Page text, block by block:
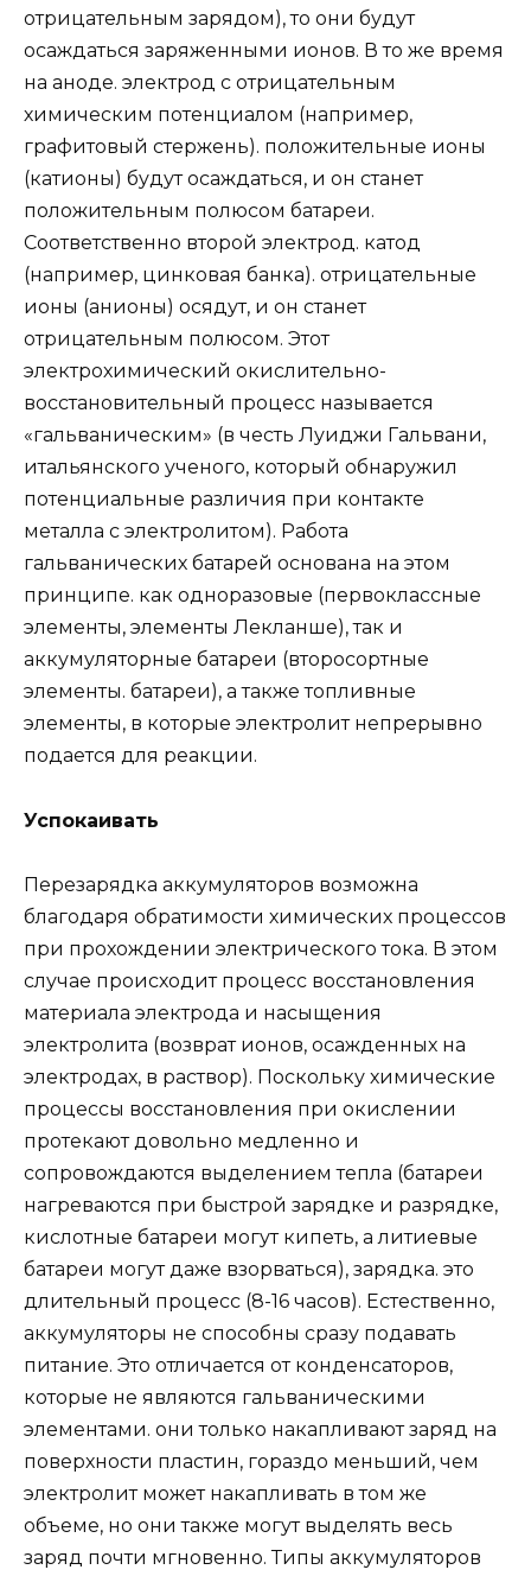
отрицательным зарядом), то они будут
осаждаться заряженными ионов. В то же время
на аноде. электрод с отрицательным
химическим потенциалом (например,
графитовый стержень). положительные ионы
(катионы) будут осаждаться, и он станет
положительным полюсом батареи.
Соответственно второй электрод. катод
(например, цинковая банка). отрицательные
ионы (анионы) осядут, и он станет
отрицательным полюсом. Этот
электрохимический окислительно-
восстановительный процесс называется
«гальваническим» (в честь Луиджи Гальвани,
итальянского ученого, который обнаружил
потенциальные различия при контакте
металла с электролитом). Работа
гальванических батарей основана на этом
принципе. как одноразовые (первоклассные
элементы, элементы Лекланше), так и
аккумуляторные батареи (второсортные
элементы. батареи), а также топливные
элементы, в которые электролит непрерывно
подается для реакции.
Успокаивать
Перезарядка аккумуляторов возможна
благодаря обратимости химических процессов
при прохождении электрического тока. В этом
случае происходит процесс восстановления
материала электрода и насыщения
электролита (возврат ионов, осажденных на
электродах, в раствор). Поскольку химические
процессы восстановления при окислении
протекают довольно медленно и
сопровождаются выделением тепла (батареи
нагреваются при быстрой зарядке и разрядке,
кислотные батареи могут кипеть, а литиевые
батареи могут даже взорваться), зарядка. это
длительный процесс (8-16 часов). Естественно,
аккумуляторы не способны сразу подавать
питание. Это отличается от конденсаторов,
которые не являются гальваническими
элементами. они только накапливают заряд на
поверхности пластин, гораздо меньший, чем
электролит может накапливать в том же
объеме, но они также могут выделять весь
заряд почти мгновенно. Типы аккумуляторов